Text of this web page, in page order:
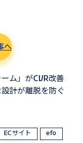
へ
ム」がCVR改善
計が離脱を防ぐ
ECサイト
efo